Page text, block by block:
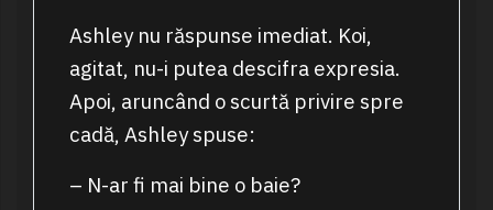
Ashley nu răspunse imediat. Koi,
agitat, nu-i putea descifra expresia.
Apoi, aruncând o scurtă privire spre
cadă, Ashley spuse:
– N-ar fi mai bine o baie?